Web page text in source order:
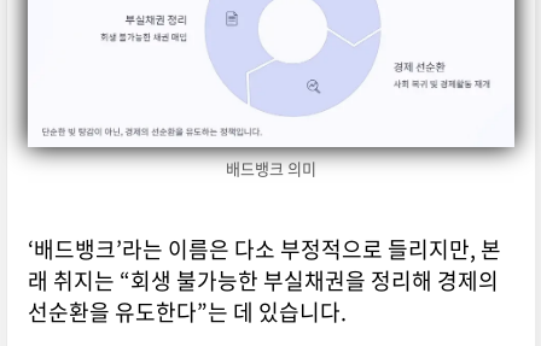
배드뱅크 의미
‘배드뱅크’라는 이름은 다소 부정적으로 들리지만, 본
래 취지는 “회생 불가능한 부실채권을 정리해 경제의
선순환을 유도한다”는 데 있습니다.